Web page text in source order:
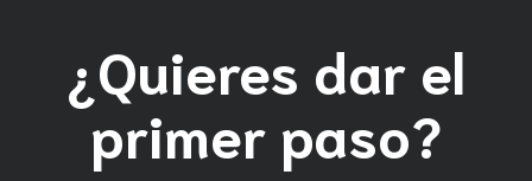
¿Quieres dar el
primer paso?